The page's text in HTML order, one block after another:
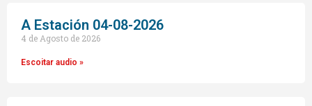
A Estación 04-08-2026
4 de Agosto de 2026
Escoitar audio »